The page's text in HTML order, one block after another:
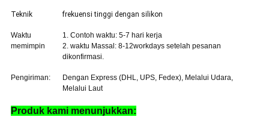
Teknik frekuensi tinggi dengan silikon
Waktu
memimpin
1. Contoh waktu: 5-7 hari kerja
2. waktu Massal: 8-12workdays setelah pesanan
dikonfirmasi.
Pengiriman:
Dengan Express (DHL, UPS, Fedex), Melalui Udara,
Melalui Laut
Produk kami menunjukkan: